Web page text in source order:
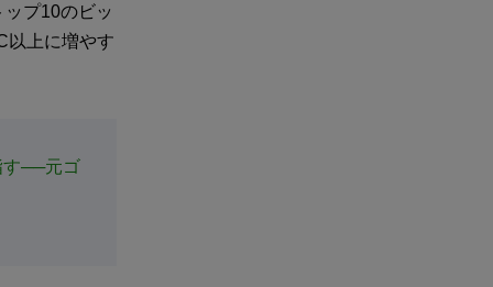
プ10のビッ
以上に増やす
す──元ゴ